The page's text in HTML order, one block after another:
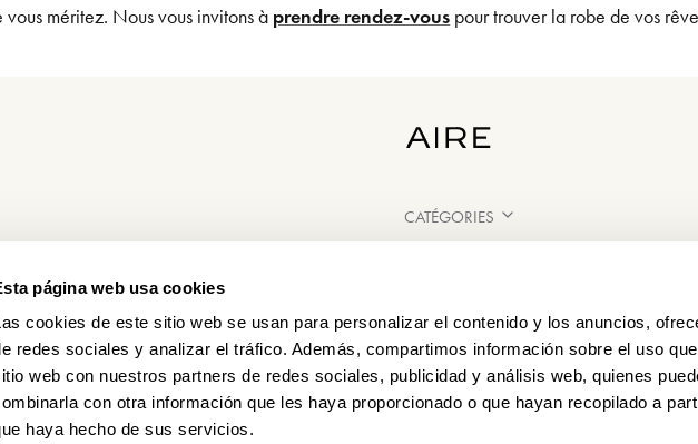
página web usa cookies
cookies de este sitio web se usan para personalizar el contenido y los anuncios,
redes sociales y analizar el tráfico. Además, compartimos información sobre el uso
web con nuestros partners de redes sociales, publicidad y análisis web, quienes
con otra información que les haya proporcionado o que hayan recopilado a
haya hecho de sus servicios.
méritez. Nous vous invitons à prendre rendez-vous pour trouver la robe de vos
CATÉGORIES
POINT DE VENTE